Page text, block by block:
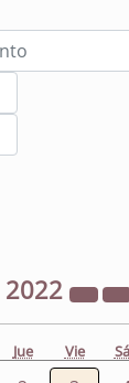
2022
Jue Vie